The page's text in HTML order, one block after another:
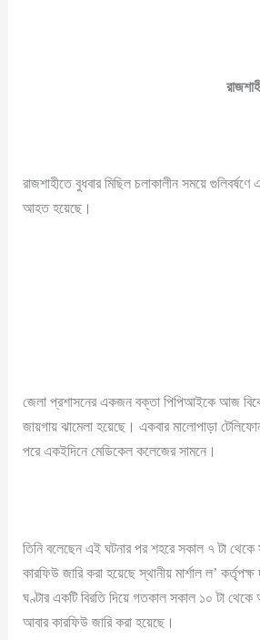
রাজশাহীতে বুধবার মিছিল চলাকালীন সময়ে
আহত হয়েছে।
জেলা প্রশাসনের একজন বক্তা পিপিআইকে আজ
জায়গায় ঝামেলা হয়েছে। একবার মালোপাড়া
পরে একইদিনে মেডিকেল কলেজের সামনে।
তিনি বলেছেন এই ঘটনার পর শহরে সকাল ৭ টা থেকে
কারফিউ জারি করা হয়েছে স্থানীয় মার্শাল ল’
ঘণ্টার একটি বিরতি দিয়ে গতকাল সকাল ১০ টা
আবার কারফিউ জারি করা হয়েছে।